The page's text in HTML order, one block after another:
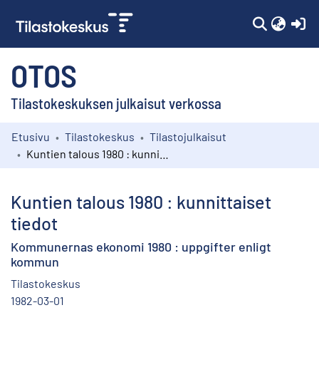
OTOS
Tilastokeskuksen julkaisut verkossa
Kokoelmat
Etusivu Tilastokeskus
Tilastojulkaisut
Kuntien talous 1980 : kunnittaiset
tiedot
Kommunernas ekonomi 1980 : uppgifter enligt
kommun
Tilastokeskus
1982-03-01